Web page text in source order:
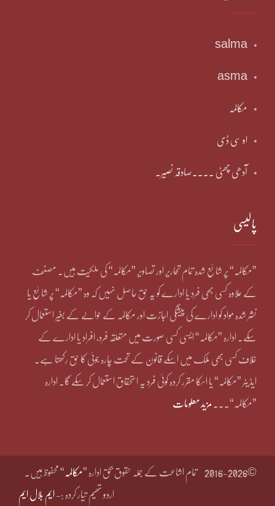
salma
asma
مکالمہ
او سی ڈی
آدھی چھٹی ۔۔۔۔صادقہ نصیر۔
پالیسی
”مکالمہ“ پر شائع شدہ تمام تحاریر اور تصاویر ”مکالمہ“ کی ملکیت ہیں۔ مصنف
کے علاوہ کسی بھی فرد یا ادارے کو یہ حق حاصل نہیں کہ وہ ”مکالمہ“ پر شائع یا
نشر شدہ مواد کو ادارے کی پیشگی اجازت اور مکالمہ کے حوالے کے بغیر استعمال کر
سکے۔ ادارہ ”مکالمہ“ ایسی کسی صورت میں متعلقہ فرد، افراد یا ادارے کے
خلاف کسی بھی ملک میں اسکے قانون کے تحت چارہ جوئی کا حق رکھتا ہے۔
ایڈیٹر ”مکالمہ“ یا اسکا مقرر کردہ کوئی فرد یہ استحقاق استعمال کر سکے گا۔ ادارہ
”مکالمہ“۔۔۔ مزید معلومات
©2016-2026 تمام اشاعت کے جملہ حقوق بحق ادارہ ”مکالمہ “ محفوظ ہیں۔
اردو تھیم تیار کردہ :- ایم بلال ایم